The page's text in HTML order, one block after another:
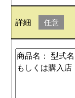
詳細 任意